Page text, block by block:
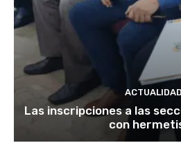
ACTUALIDAD
Las inscripciones a las
con